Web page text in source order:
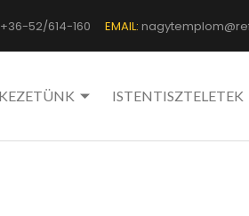
+36-52/614-160 EMAIL:
ISTENTISZTELETEK